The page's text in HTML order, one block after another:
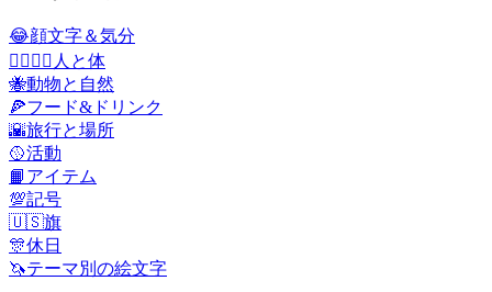
😂顔文字＆気分
👩‍❤️‍💋‍👨 人と体
🐝動物と自然
🍕フード&ドリンク
🌇旅行と場所
🥎活動
📙 アイテム
💯記号
🇺🇸旗
🎊休日
🦄テーマ別の絵文字